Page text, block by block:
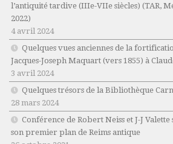
l’antiquité tardive (IIIe-VIIe siècles) (TAR,
2022)
4 avril 2024
Quelques vues anciennes de la
Jacques-Joseph Maquart (vers 1855) à
3 avril 2024
Quelques trésors de la Bibliothèque
28 mars 2024
Conférence de Robert Neiss et J-J
son premier plan de Reims antique